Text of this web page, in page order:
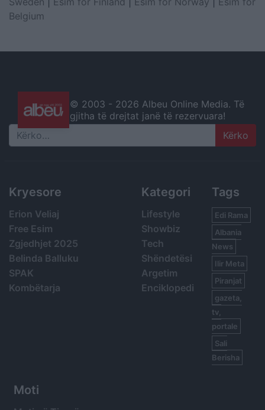
Belgium
© 2003 - 2026 Albeu Online Media. Të
gjitha të drejtat janë të rezervuara!
Search
Kryesore
Erion Veliaj
Free Esim
Zgjedhjet 2025
Belinda Balluku
SPAK
Kombëtarja
Kategori
Lifestyle
Showbiz
Tech
Shëndetësi
Argetim
Enciklopedi
Tags
Edi Rama
Albania
News
Ilir Meta
Piranjat
gazeta,
tv,
portale
Sali
Berisha
Moti